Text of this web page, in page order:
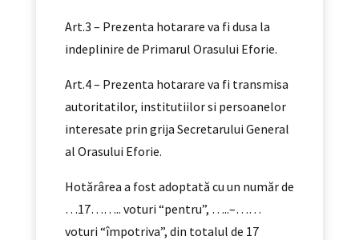
Art.3 – Prezenta hotarare va fi dusa la
indeplinire de Primarul Orasului Eforie.
Art.4 – Prezenta hotarare va fi transmisa
autoritatilor, institutiilor si persoanelor
interesate prin grija Secretarului General
al Orasului Eforie.
Hotărârea a fost adoptată cu un număr de
…17…….. voturi “pentru”, …..–……
voturi “împotriva”, din totalul de 17